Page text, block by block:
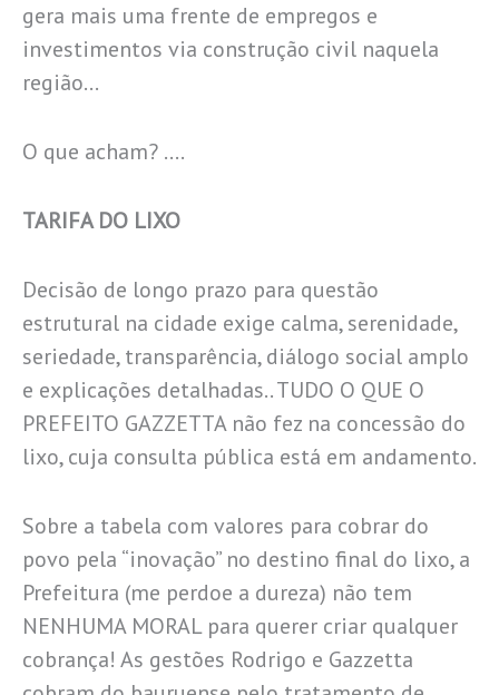
gera mais uma frente de empregos e
investimentos via construção civil naquela
região…
O que acham? ….
TARIFA DO LIXO
Decisão de longo prazo para questão
estrutural na cidade exige calma, serenidade,
seriedade, transparência, diálogo social amplo
e explicações detalhadas.. TUDO O QUE O
PREFEITO GAZZETTA não fez na concessão do
lixo, cuja consulta pública está em andamento.
Sobre a tabela com valores para cobrar do
povo pela “inovação” no destino final do lixo, a
Prefeitura (me perdoe a dureza) não tem
NENHUMA MORAL para querer criar qualquer
cobrança! As gestões Rodrigo e Gazzetta